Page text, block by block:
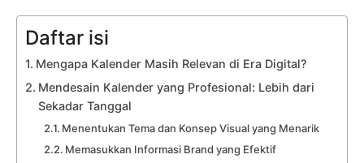
Daftar isi
Mengapa Kalender Masih Relevan di Era Digital?
Mendesain Kalender yang Profesional: Lebih dari
Sekadar Tanggal
Menentukan Tema dan Konsep Visual yang Menarik
Memasukkan Informasi Brand yang Efektif